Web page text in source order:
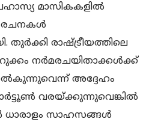
മാസികകളിൽ
രചനകൾ
രാഷ്ട്രീയത്തിലെ
നർമരചയിതാക്കൾക്ക്
അദ്ദേഹം
വരയ്ക്കുന്നുവെങ്കിൽ
ധാരാളം സാഹസങ്ങൾ